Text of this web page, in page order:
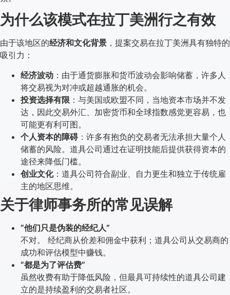
为什么该模式在拉丁美洲行之有效
由于该地区的经济和文化背景 ，提案交易在拉丁美洲具有独特的
吸引力：
经济波动 ：由于通货膨胀和货币波动会影响储蓄，许多人
将交易视为对冲或超越通胀的机会。
投资选择有限 ：与美国或欧盟不同，当地资本市场并不发
达，因此交易外汇、加密货币和全球指数感觉更容易，也
可能更有利可图。
个人资本的障碍：许多有抱负的交易者无法承担大量个人
储蓄的风险。道具公司通过在证明技能后提供获得资本的
途径来降低门槛。
创业文化：道具公司符合副业、自力更生和独立于传统雇
主的地区思维。
关于律师事务所的常见误解
”他们只是伪装的经纪人”
不对。 经纪商从价差和佣金中获利；道具公司从交易商的
成功和评估模型中赚钱。
”都是为了评估费”
虽然收费有助于降低风险，但最具可持续性的道具公司建
立的是持续盈利的交易者社区。